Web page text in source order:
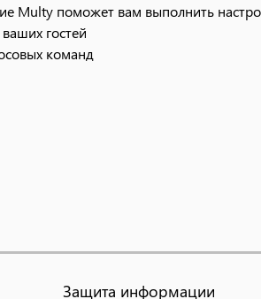
Multy поможет вам выполнить
гостей
команд
которой можно управлять с
гостей
команд
Защита информации